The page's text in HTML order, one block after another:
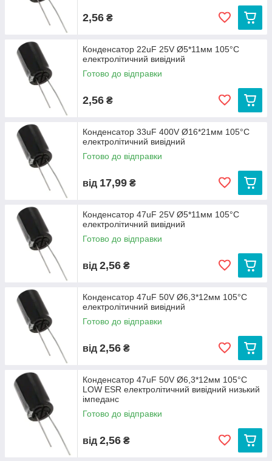
2,56 ₴
Конденсатор 22uF 25V Ø5*11мм 105°C
електролітичний вивідний
Готово до відправки
2,56 ₴
Конденсатор 33uF 400V Ø16*21мм 105°C
електролітичний вивідний
Готово до відправки
від 17,99 ₴
Конденсатор 47uF 25V Ø5*11мм 105°C
електролітичний вивідний
Готово до відправки
від 2,56 ₴
Конденсатор 47uF 50V Ø6,3*12мм 105°C
електролітичний вивідний
Готово до відправки
від 2,56 ₴
Конденсатор 47uF 50V Ø6,3*12мм 105°C
LOW ESR електролітичний вивідний низький
імпеданс
Готово до відправки
від 2,56 ₴